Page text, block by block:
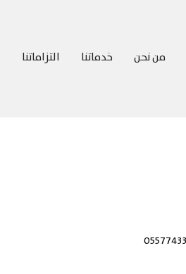
من نحن خدماتنا التزاماتنا